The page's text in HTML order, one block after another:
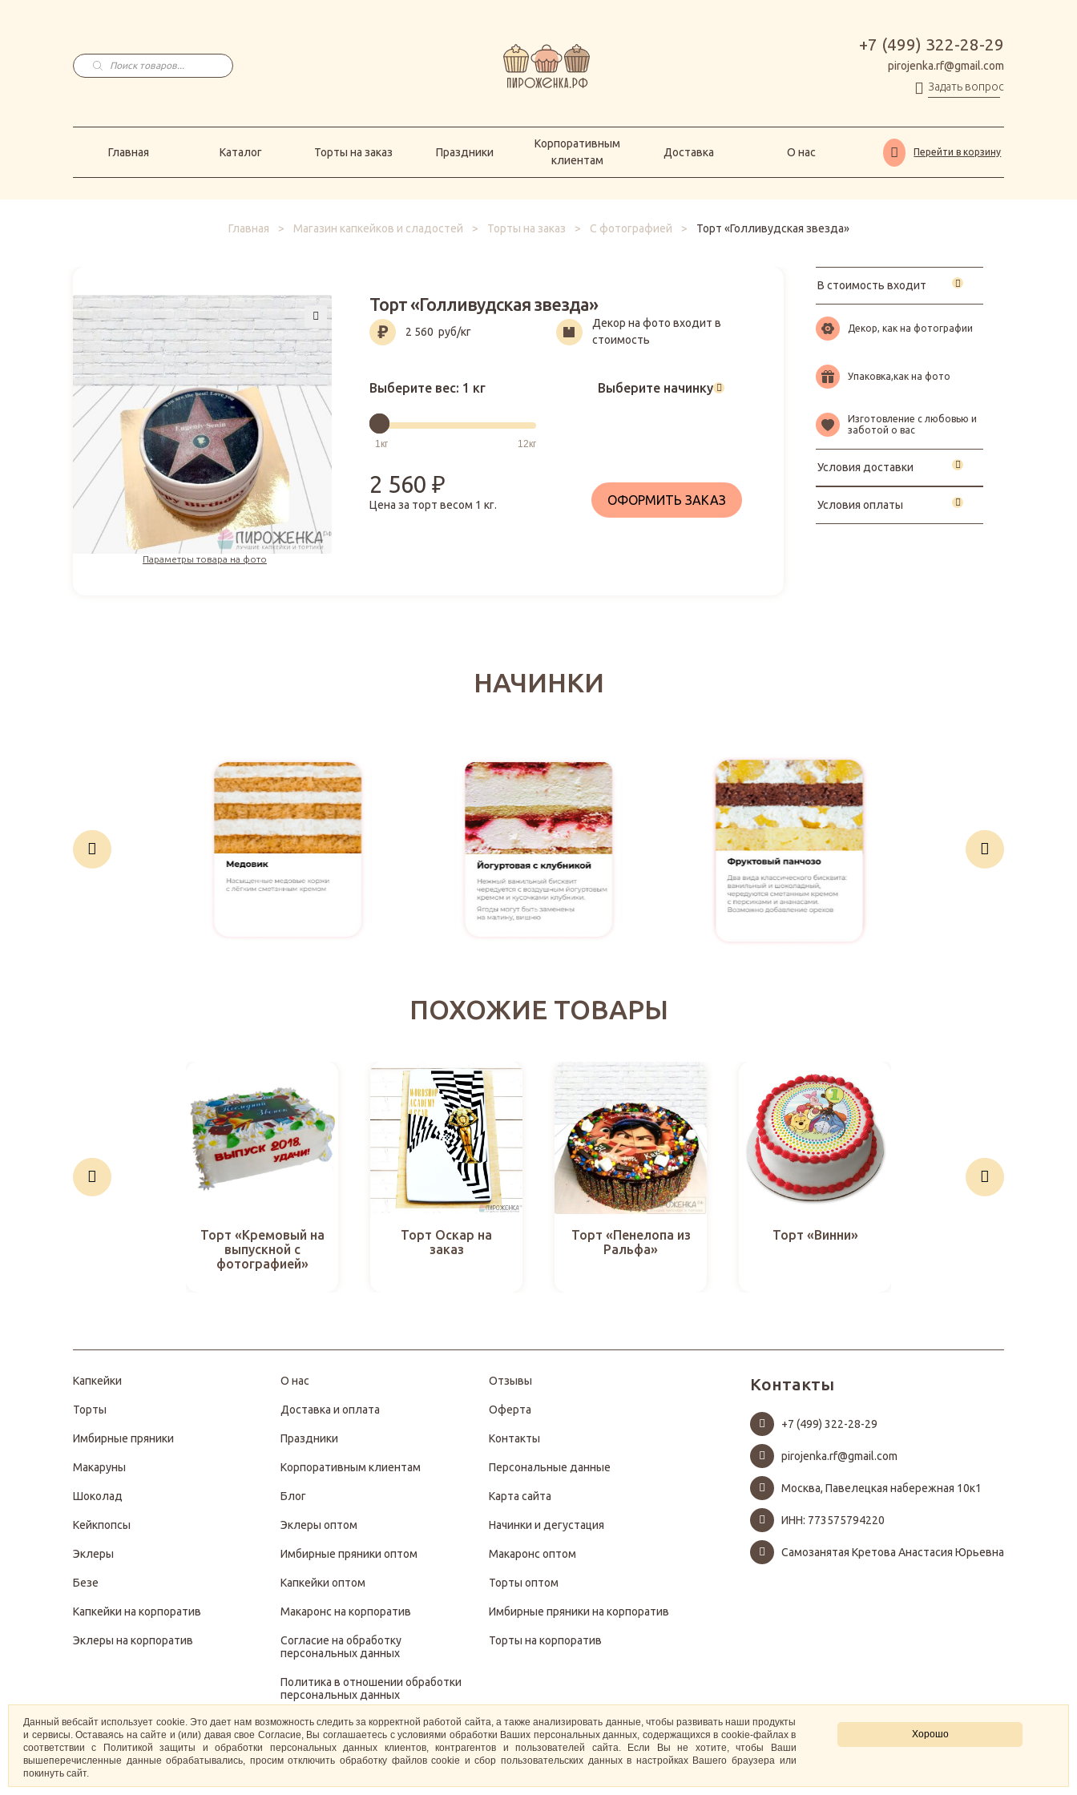
Поиск
товаров
+7 (499) 322-28-29
pirojenka.rf@gmail.com
Задать вопрос
Главная Каталог Торты на заказ Праздники
Корпоративным
клиентам
Доставка О нас Перейти в корзину
Главная > Магазин капкейков и сладостей > Торты на заказ > С фотографией > Торт «Голливудская звезда»
Параметры товара на фото
Торт «Голливудская звезда»
2 560 руб/кг
Декор на фото входит в
стоимость
Выберите вес: 1 кг Выберите начинку
2 560₽
Цена за торт весом 1 кг. ОФОРМИТЬ ЗАКАЗ
В стоимость входит
Декор, как на фотографии
Упаковка,как на фото
Изготовление с любовью и
заботой о вас
Условия доставки
Условия оплаты
НАЧИНКИ
ПОХОЖИЕ ТОВАРЫ
Торт «Кремовый на
выпускной с
фотографией»
Торт Оскар на
заказ
Торт «Пенелопа из
Ральфа»
Торт «Винни»
Капкейки
Торты
Имбирные пряники
Макаруны
Шоколад
Кейкпопсы
Эклеры
Безе
Капкейки на корпоратив
Эклеры на корпоратив
О нас
Доставка и оплата
Праздники
Корпоративным клиентам
Блог
Эклеры оптом
Имбирные пряники оптом
Капкейки оптом
Макаронс на корпоратив
Согласие на обработку
персональных данных
Политика в отношении обработки
персональных данных
Политика защиты и обработки
персональных данных
Отзывы
Оферта
Контакты
Персональные данные
Карта сайта
Начинки и дегустация
Макаронс оптом
Торты оптом
Имбирные пряники на корпоратив
Торты на корпоратив
Контакты
+7 (499) 322-28-29
pirojenka.rf@gmail.com
Москва, Павелецкая набережная 10к1
ИНН: 773575794220
Самозанятая Кретова Анастасия Юрьевна
Хорошо
Данный вебсайт использует cookie. Это дает нам возможность следить за корректной работой сайта, а также анализировать данные, чтобы развивать наши продукты
и сервисы. Оставаясь на сайте и (или) давая свое Согласие, Вы соглашаетесь с условиями обработки Ваших персональных данных, содержащихся в cookie-файлах в
соответствии с Политикой защиты и обработки персональных данных клиентов, контрагентов и пользователей сайта. Если Вы не хотите, чтобы Ваши
вышеперечисленные данные обрабатывались, просим отключить обработку файлов cookie и сбор пользовательских данных в настройках Вашего браузера или
покинуть сайт.